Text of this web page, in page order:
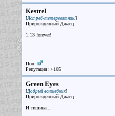
Kestrel
[Ястреб-тетеревятник.]
Прирожденный Джаец
1.13 forever!
Пол:
Репутация: +105
Green Eyes
[Добрый волшебник]
Прирожденный Джаец
И тишина...